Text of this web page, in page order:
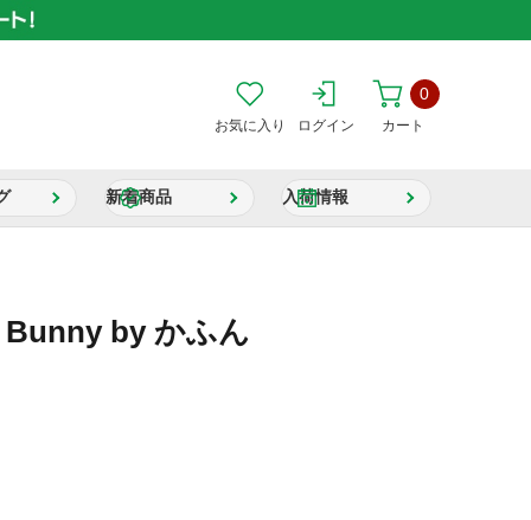
お気に入り ログイン カート
0
新着商品 入荷情報
by かふん